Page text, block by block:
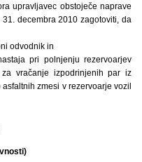
upravljavec obstoječe naprave
decembra 2010 zagotoviti, da
odvodnik in
pri polnjenju rezervoarjev
vračanje izpodrinjenih par iz
zmesi v rezervoarje vozil